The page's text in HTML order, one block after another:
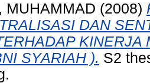
MUHAMMAD (2008)
DAN
KINERJA
SYARIAH ). S2